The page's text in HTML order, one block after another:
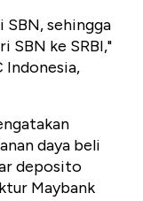
SBN, sehingga
SBN ke SRBI,"
Indonesia,
daya beli
deposito
Maybank